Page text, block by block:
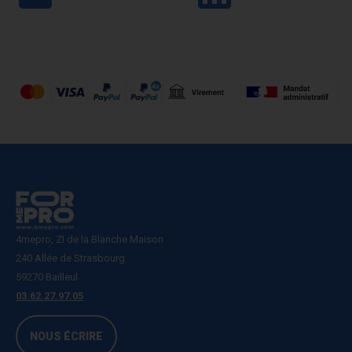
4mepro, ZI de la Blanche Maison
240 Allée de Strasbourg
59270 Bailleul
03.62.27.97.05
NOUS ÉCRIRE